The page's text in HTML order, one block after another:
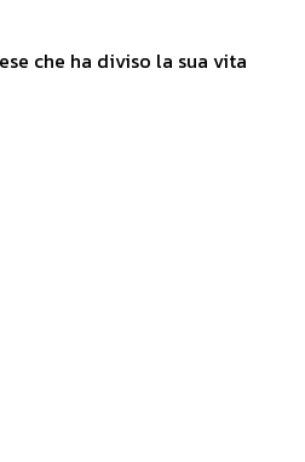
che ha diviso la sua vita